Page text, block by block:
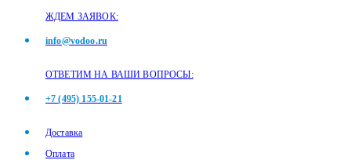
ЖДЕМ ЗАЯВОК:
info@vodoo.ru
ОТВЕТИМ НА ВАШИ ВОПРОСЫ:
+7 (495) 155-01-21
Доставка
Оплата